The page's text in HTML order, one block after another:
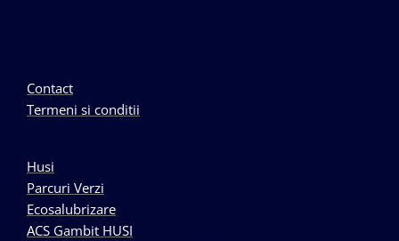
Contact
Termeni si conditii
Husi
Parcuri Verzi
Ecosalubrizare
ACS Gambit HUSI